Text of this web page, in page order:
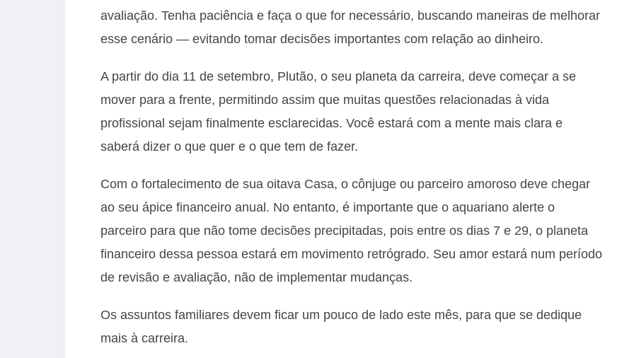
avaliação. Tenha paciência e faça o que for necessário, buscando maneiras de melhorar
esse cenário — evitando tomar decisões importantes com relação ao dinheiro.
A partir do dia 11 de setembro, Plutão, o seu planeta da carreira, deve começar a se
mover para a frente, permitindo assim que muitas questões relacionadas à vida
profissional sejam finalmente esclarecidas. Você estará com a mente mais clara e
saberá dizer o que quer e o que tem de fazer.
Com o fortalecimento de sua oitava Casa, o cônjuge ou parceiro amoroso deve chegar
ao seu ápice financeiro anual. No entanto, é importante que o aquariano alerte o
parceiro para que não tome decisões precipitadas, pois entre os dias 7 e 29, o planeta
financeiro dessa pessoa estará em movimento retrógrado. Seu amor estará num período
de revisão e avaliação, não de implementar mudanças.
Os assuntos familiares devem ficar um pouco de lado este mês, para que se dedique
mais à carreira.